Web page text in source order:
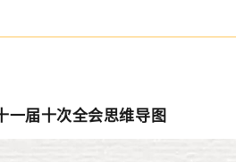
一届十次全会思维导图